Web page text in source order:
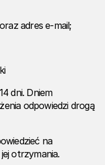
adres e-mail;
dni. Dniem
odpowiedzi drogą
na
otrzymania.